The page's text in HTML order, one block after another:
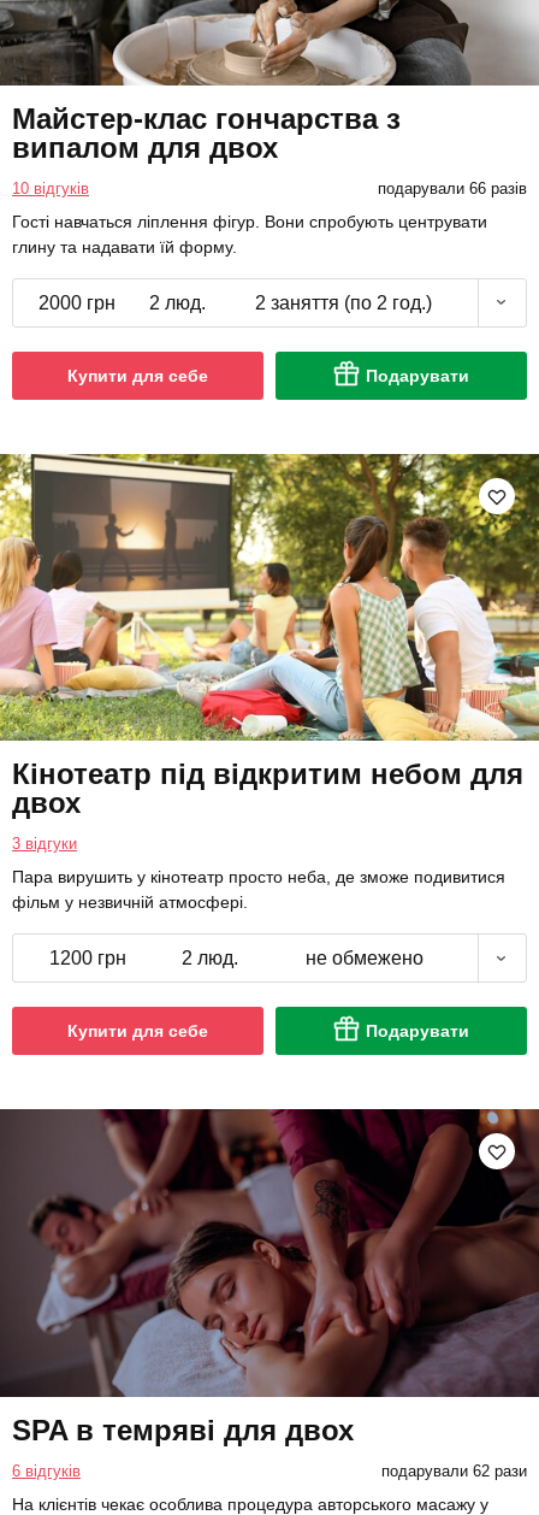
Майстер-клас гончарства з
випалом для двох
10 відгуків подарували 66 разів
Гості навчаться ліплення фігур. Вони спробують центрувати
глину та надавати їй форму.
2000 грн 2 люд. 2 заняття (по 2 год.)
Купити для себе Подарувати
Кінотеатр під відкритим небом для
двох
3 відгуки
Пара вирушить у кінотеатр просто неба, де зможе подивитися
фільм у незвичній атмосфері.
1200 грн 2 люд. не обмежено
Купити для себе Подарувати
SPA в темряві для двох
6 відгуків подарували 62 рази
На клієнтів чекає особлива процедура авторського масажу у